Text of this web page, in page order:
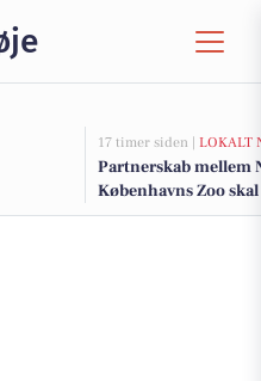
17 timer siden | LOKALT
Partnerskab mellem
Københavns Zoo
klokkefrø